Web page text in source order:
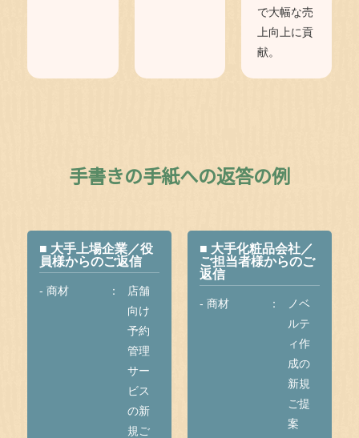
で大幅な売
上向上に貢
献。
手書きの手紙への返答の例
■ 大手上場企業／役
員様からのご返信
- 商材
店舗
向け
予約
管理
サー
ビス
の新
規ご
■ 大手化粧品会社／
ご担当者様からのご
返信
- 商材
ノベ
ルテ
ィ作
成の
新規
ご提
案